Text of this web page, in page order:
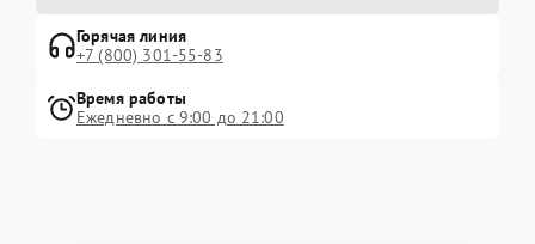
Горячая линия
+7 (800) 301-55-83
Время работы
Ежедневно с 9:00 до 21:00